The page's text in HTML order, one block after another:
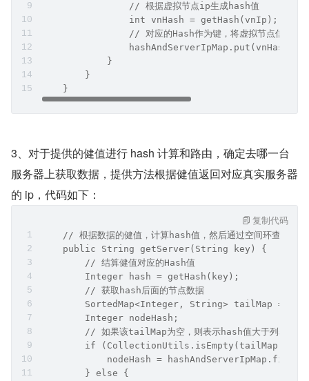
                // 根据虚拟节点ip生成hash值
                int vnHash = getHash(vnIp);
// 对应的Hash作为键，将虚拟节点信息作
hashAndServerIpMap.put(vnHash,
            }
        }
    }
3、对于提供的健值进行 hash 计算和路由，确定去哪一台
服务器上获取数据，提供方法根据健值返回对应真实服务器
的 ip，代码如下：
// 根据数据的健值，计算hash值，然后通过空间环查询服
    public String getServer(String key) {
        // 结算健值对应的Hash值
        Integer hash = getHash(key);
        // 获取hash后面的节点数据
SortedMap<Integer, String> tailMap =
        Integer nodeHash;
// 如果该tailMap为空，则表示hash值大于列表中的
        if (CollectionUtils.isEmpty(tailMap)) {
nodeHash =
        } else {
复制代码